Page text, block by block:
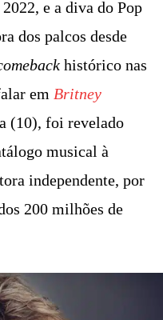
2022, e a diva do Pop
dos palcos desde
histórico nas
em Britney
(10), foi revelado
musical à
independente, por
200 milhões de